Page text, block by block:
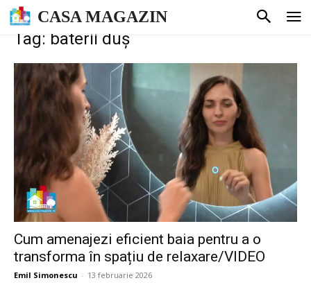
CASA MAGAZIN
Tag: baterii duș
Cum amenajezi eficient baia pentru a o
transforma în spațiu de relaxare/VIDEO
Emil Simonescu - 13 februarie 2026